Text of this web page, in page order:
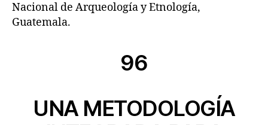
Nacional de Arqueología y Etnología,
Guatemala.
96
UNA METODOLOGÍA